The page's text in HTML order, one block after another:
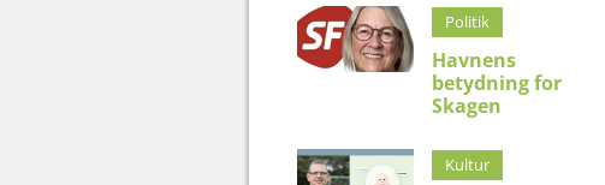
Politik
Havnens
betydning for
Skagen
Kultur